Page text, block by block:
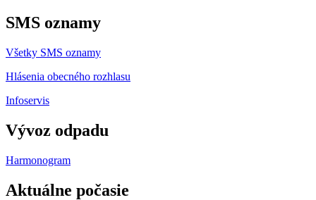
SMS oznamy
Všetky SMS oznamy
Hlásenia obecného rozhlasu
Infoservis
Vývoz odpadu
Harmonogram
Aktuálne počasie